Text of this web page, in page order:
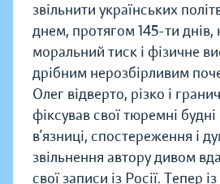
звільнити українських
днем, протягом 145-ти
моральний тиск і фізичне
дрібним нерозбірливим
Олег відверто, різко і
фіксував свої тюремні будні
в’язниці, спостереження і
звільнення автору дивом
свої записи із Росії. Тепер